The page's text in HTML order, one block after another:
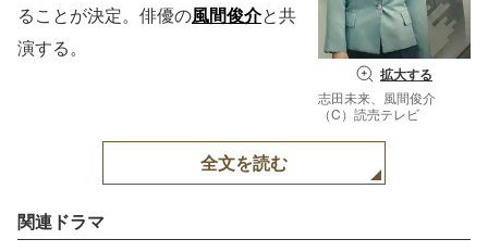
拡大する
志田未来、風間俊介
（C）読売テレビ
ることが決定。俳優の風間俊介と共
演する。
全文を読む
関連ドラマ